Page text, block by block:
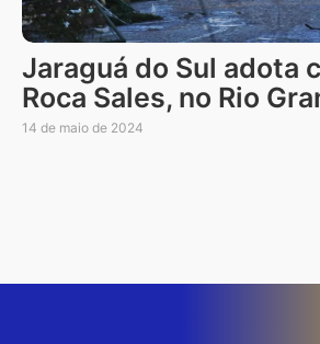
Jaraguá do Sul adota
Roca Sales, no Rio
14 de maio de 2024